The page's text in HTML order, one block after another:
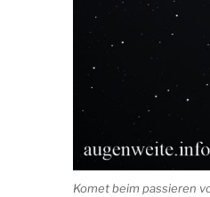
Komet beim passieren